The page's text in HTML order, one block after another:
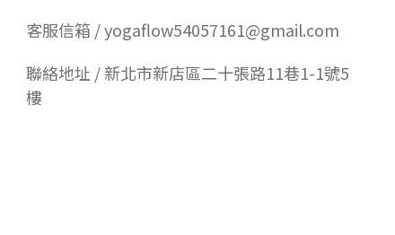
客服信箱 / yogaflow54057161@gmail.com
聯絡地址 / 新北市新店區二十張路11巷1-1號5
樓